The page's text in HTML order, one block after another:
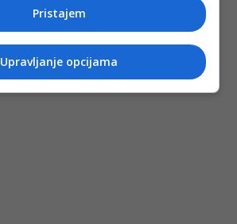
Pristajem
Upravljanje opcijama